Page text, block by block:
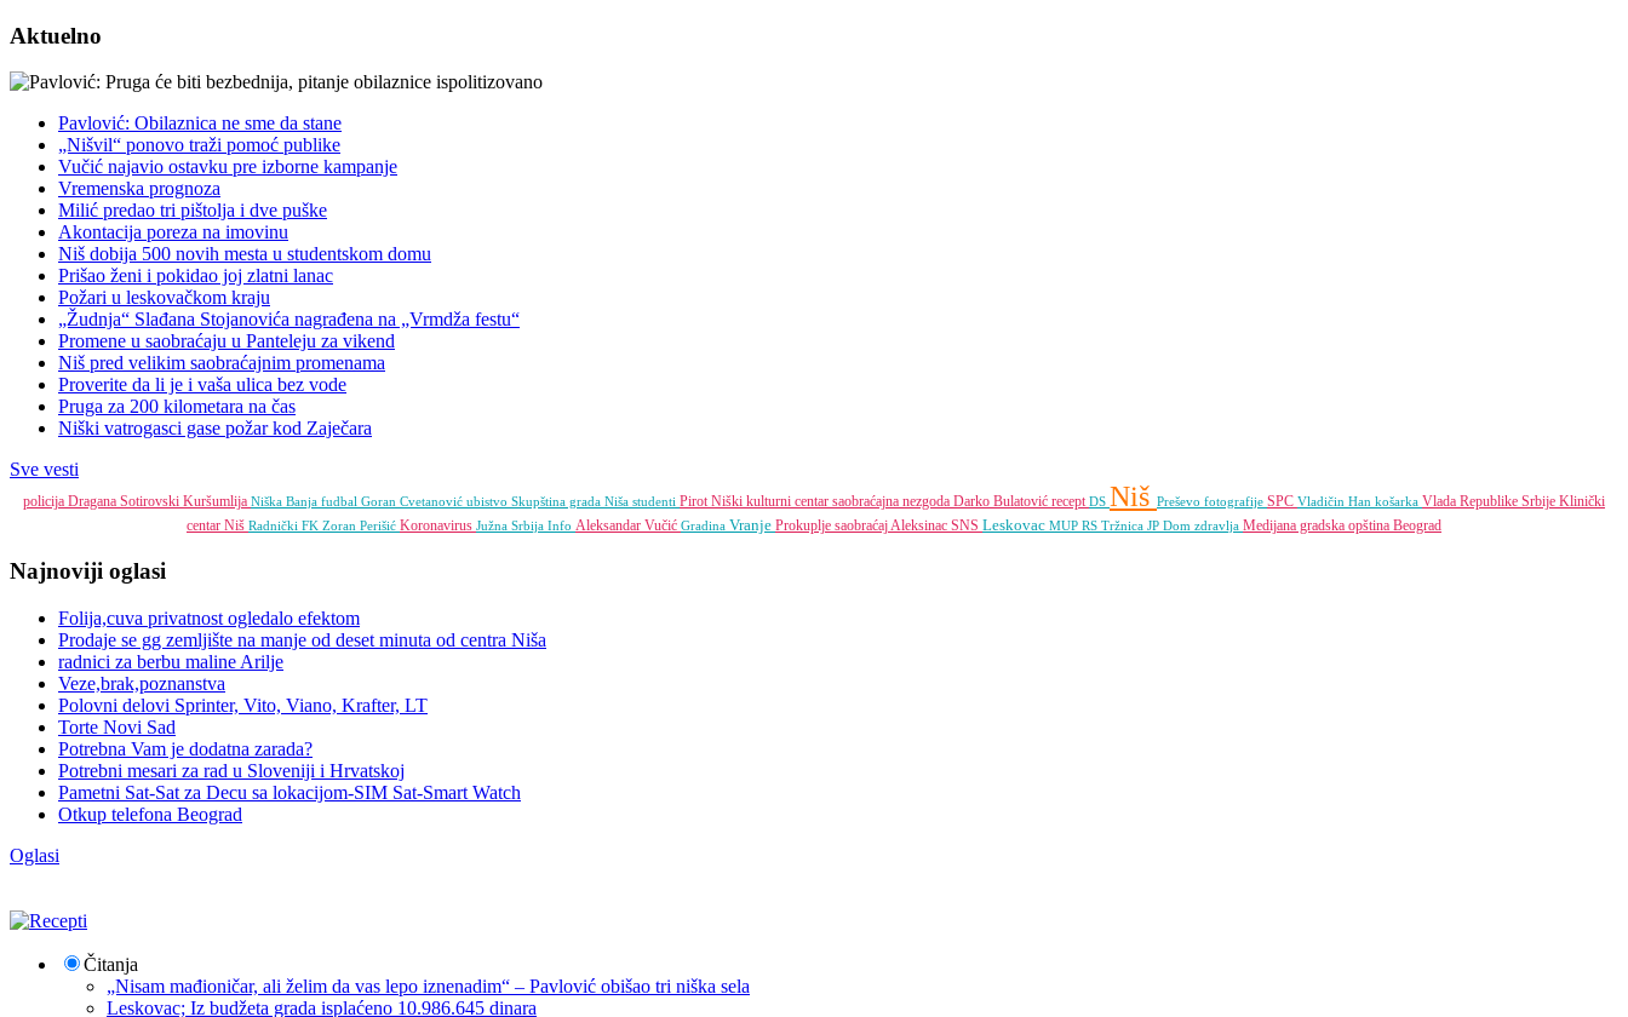
Aktuelno
Pavlović: Obilaznica ne sme da stane
„Nišvil“ ponovo traži pomoć publike
Vučić najavio ostavku pre izborne kampanje
Vremenska prognoza
Milić predao tri pištolja i dve puške
Akontacija poreza na imovinu
Niš dobija 500 novih mesta u studentskom domu
Prišao ženi i pokidao joj zlatni lanac
Požari u leskovačkom kraju
„Žudnja“ Slađana Stojanovića nagrađena na „Vrmdža festu“
Promene u saobraćaju u Panteleju za vikend
Niš pred velikim saobraćajnim promenama
Proverite da li je i vaša ulica bez vode
Pruga za 200 kilometara na čas
Niški vatrogasci gase požar kod Zaječara
Sve vesti
policija Dragana Sotirovski Kuršumlija Niška Banja fudbal Goran Cvetanović ubistvo Skupština grada Niša studenti PirotNiški kulturni centar saobraćajna nezgoda Darko Bulatović receptDS Niš Preševo fotografije SPC Vladičin Han košarka Vlada Republike Srbije Klinički
centar Niš Radnički FK Zoran Perišić Koronavirus Južna Srbija Info Aleksandar Vučić Gradina Vranje Prokuplje saobraćajAleksinac SNS Leskovac MUP RS Tržnica JP Dom zdravlja Medijana gradska opština Beograd
Najnoviji oglasi
Folija,cuva privatnost ogledalo efektom
Prodaje se gg zemljište na manje od deset minuta od centra Niša
radnici za berbu maline Arilje
Veze,brak,poznanstva
Polovni delovi Sprinter, Vito, Viano, Krafter, LT
Torte Novi Sad
Potrebna Vam je dodatna zarada?
Potrebni mesari za rad u Sloveniji i Hrvatskoj
Pametni Sat-Sat za Decu sa lokacijom-SIM Sat-Smart Watch
Otkup telefona Beograd
Oglasi
Čitanja
„Nisam mađioničar, ali želim da vas lepo iznenadim“ – Pavlović obišao tri niška sela
Leskovac; Iz budžeta grada isplaćeno 10.986.645 dinara